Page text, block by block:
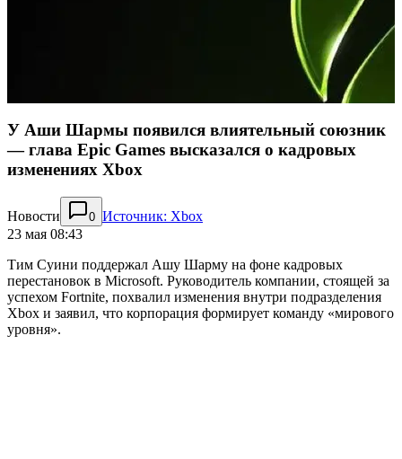
У Аши Шармы появился влиятельный союзник
— глава Epic Games высказался о кадровых
изменениях Xbox
Новости 0 Источник: Xbox
23 мая 08:43
Тим Суини поддержал Ашy Шарму на фоне кадровых
перестановок в Microsoft. Руководитель компании, стоящей за
успехом Fortnite, похвалил изменения внутри подразделения
Xbox и заявил, что корпорация формирует команду «мирового
уровня».